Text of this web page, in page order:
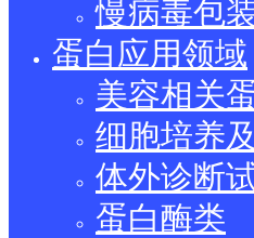
慢病毒包
蛋白应用领域
美容相关
细胞培养
体外诊断
蛋白酶类